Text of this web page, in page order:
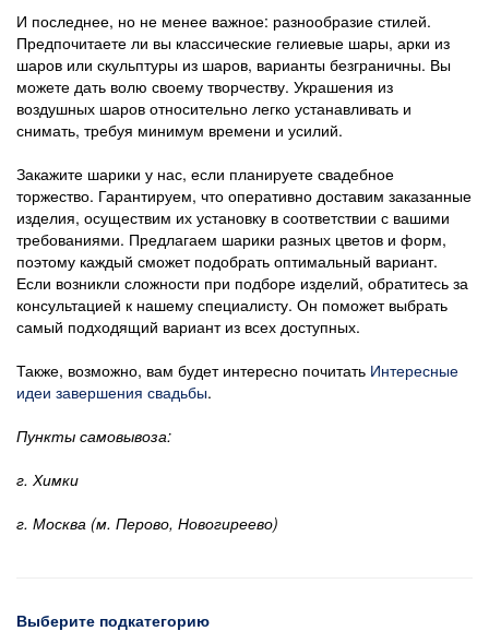
И последнее, но не менее важное: разнообразие стилей.
Предпочитаете ли вы классические гелиевые шары, арки из
шаров или скульптуры из шаров, варианты безграничны. Вы
можете дать волю своему творчеству. Украшения из
воздушных шаров относительно легко устанавливать и
снимать, требуя минимум времени и усилий.
Закажите шарики у нас, если планируете свадебное
торжество. Гарантируем, что оперативно доставим заказанные
изделия, осуществим их установку в соответствии с вашими
требованиями. Предлагаем шарики разных цветов и форм,
поэтому каждый сможет подобрать оптимальный вариант.
Если возникли сложности при подборе изделий, обратитесь за
консультацией к нашему специалисту. Он поможет выбрать
самый подходящий вариант из всех доступных.
Также, возможно, вам будет интересно почитать Интересные
идеи завершения свадьбы.
Пункты самовывоза:
г. Химки
г. Москва (м. Перово, Новогиреево)
Выберите подкатегорию